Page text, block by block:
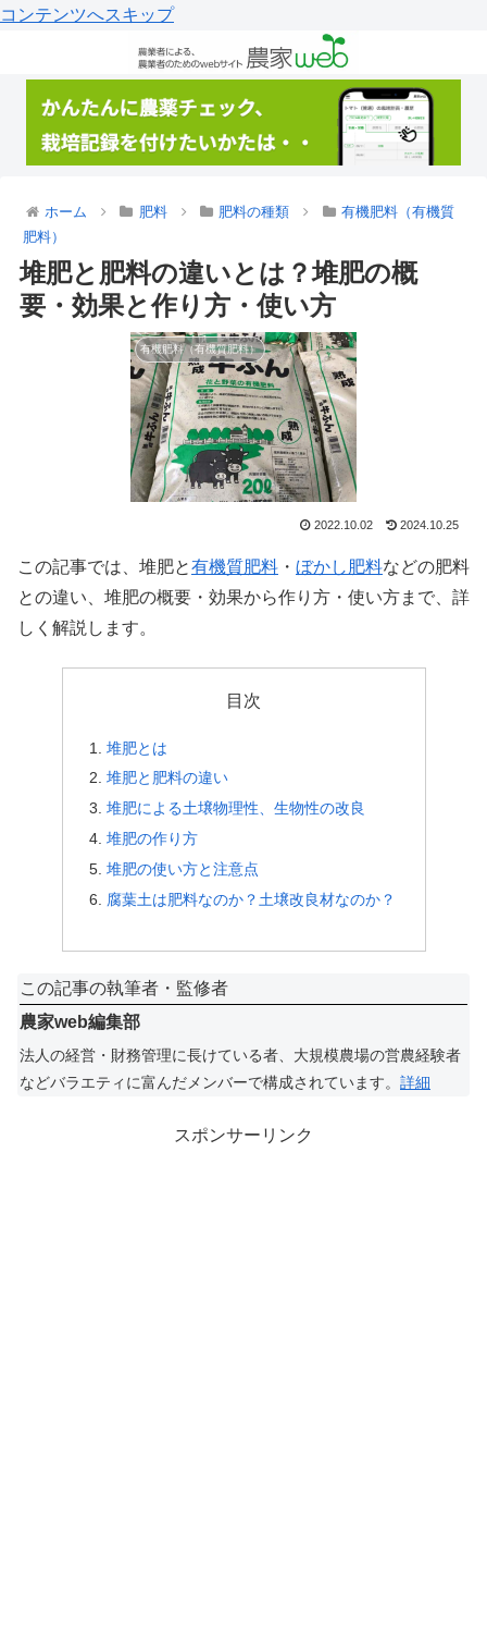
コンテンツへスキップ
ホーム 肥料 肥料の種類
有機肥料（有機質
肥料）
堆肥と肥料の違いとは？堆肥の概
要・効果と作り方・使い方
有機肥料（有機質肥料）
2022.10.02 2024.10.25
この記事では、堆肥と有機質肥料 ・ ぼかし肥料などの肥料
との違い、堆肥の概要・効果から作り方・使い方まで、詳
しく解説します。
目次
堆肥とは
堆肥と肥料の違い
堆肥による土壌物理性、生物性の改良
堆肥の作り方
堆肥の使い方と注意点
腐葉土は肥料なのか？土壌改良材なのか？
この記事の執筆者・監修者
農家web編集部
法人の経営・財務管理に長けている者、大規模農場の営農経験者
などバラエティに富んだメンバーで構成されています。 詳細
スポンサーリンク